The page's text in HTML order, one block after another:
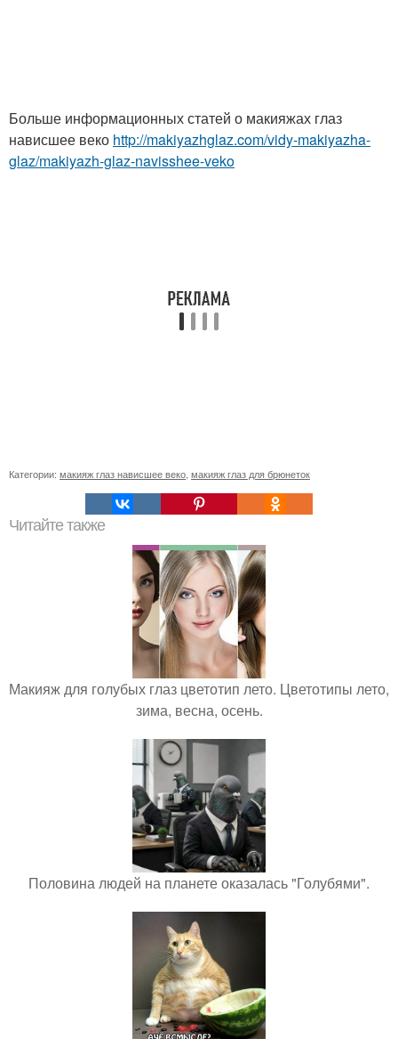
Больше информационных статей о макияжах глаз
нависшее веко http://makiyazhglaz.com/vidy-makiyazha-
glaz/makiyazh-glaz-navisshee-veko
Категории: макияж глаз нависшее веко макияж глаз для брюнеток
Читайте также
Макияж для голубых глаз цветотип лето. Цветотипы лето,
зима, весна, осень.
Половина людей на планете оказалась "Голубями".